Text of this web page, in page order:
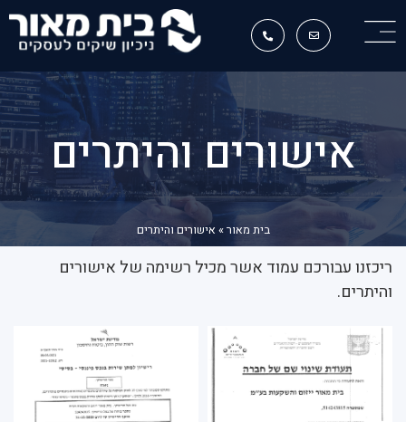
אישורים והיתרים
בית מאור» אישורים והיתרים
ריכזנו עבורכם עמוד אשר מכיל רשימה של אישורים
והיתרים.